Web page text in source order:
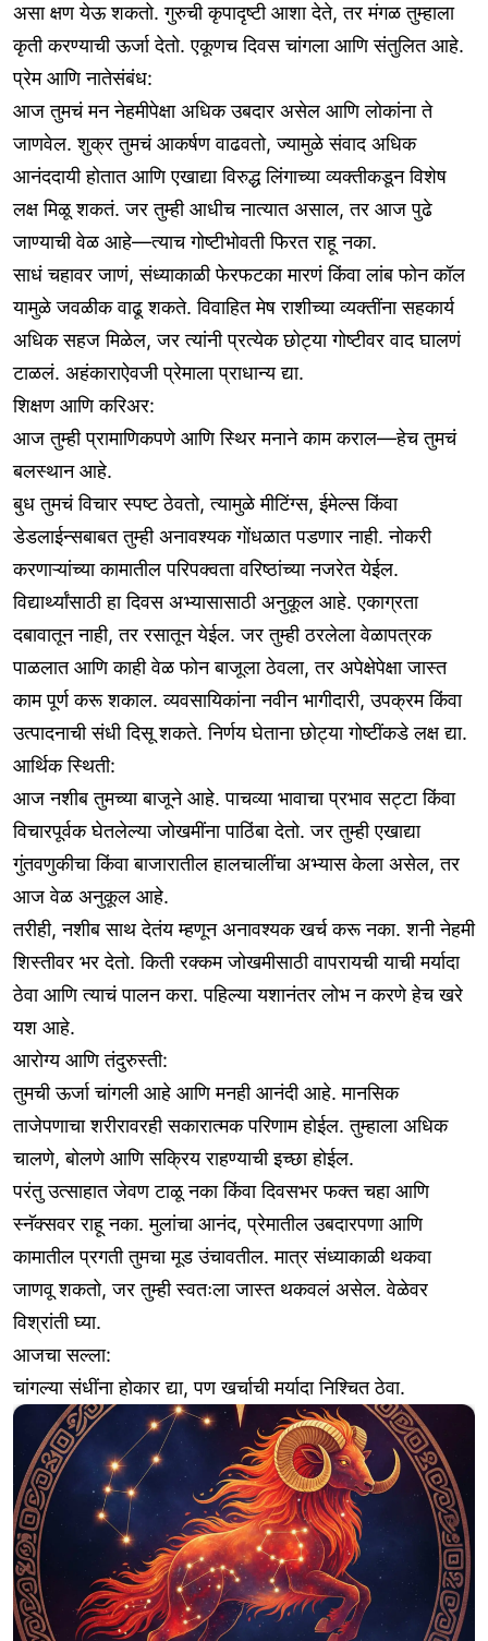
असा क्षण येऊ शकतो. गुरुची कृपादृष्टी आशा देते, तर मंगळ तुम्हाला
कृती करण्याची ऊर्जा देतो. एकूणच दिवस चांगला आणि संतुलित आहे.
प्रेम आणि नातेसंबंध:
आज तुमचं मन नेहमीपेक्षा अधिक उबदार असेल आणि लोकांना ते
जाणवेल. शुक्र तुमचं आकर्षण वाढवतो, ज्यामुळे संवाद अधिक
आनंददायी होतात आणि एखाद्या विरुद्ध लिंगाच्या व्यक्तीकडून विशेष
लक्ष मिळू शकतं. जर तुम्ही आधीच नात्यात असाल, तर आज पुढे
जाण्याची वेळ आहे—त्याच गोष्टीभोवती फिरत राहू नका.
साधं चहावर जाणं, संध्याकाळी फेरफटका मारणं किंवा लांब फोन कॉल
यामुळे जवळीक वाढू शकते. विवाहित मेष राशीच्या व्यक्तींना सहकार्य
अधिक सहज मिळेल, जर त्यांनी प्रत्येक छोट्या गोष्टीवर वाद घालणं
टाळलं. अहंकाराऐवजी प्रेमाला प्राधान्य द्या.
शिक्षण आणि करिअर:
आज तुम्ही प्रामाणिकपणे आणि स्थिर मनाने काम कराल—हेच तुमचं
बलस्थान आहे.
बुध तुमचं विचार स्पष्ट ठेवतो, त्यामुळे मीटिंग्स, ईमेल्स किंवा
डेडलाईन्सबाबत तुम्ही अनावश्यक गोंधळात पडणार नाही. नोकरी
करणाऱ्यांच्या कामातील परिपक्वता वरिष्ठांच्या नजरेत येईल.
विद्यार्थ्यांसाठी हा दिवस अभ्यासासाठी अनुकूल आहे. एकाग्रता
दबावातून नाही, तर रसातून येईल. जर तुम्ही ठरलेला वेळापत्रक
पाळलात आणि काही वेळ फोन बाजूला ठेवला, तर अपेक्षेपेक्षा जास्त
काम पूर्ण करू शकाल. व्यवसायिकांना नवीन भागीदारी, उपक्रम किंवा
उत्पादनाची संधी दिसू शकते. निर्णय घेताना छोट्या गोष्टींकडे लक्ष द्या.
आर्थिक स्थिती:
आज नशीब तुमच्या बाजूने आहे. पाचव्या भावाचा प्रभाव सट्टा किंवा
विचारपूर्वक घेतलेल्या जोखमींना पाठिंबा देतो. जर तुम्ही एखाद्या
गुंतवणुकीचा किंवा बाजारातील हालचालींचा अभ्यास केला असेल, तर
आज वेळ अनुकूल आहे.
तरीही, नशीब साथ देतंय म्हणून अनावश्यक खर्च करू नका. शनी नेहमी
शिस्तीवर भर देतो. किती रक्कम जोखमीसाठी वापरायची याची मर्यादा
ठेवा आणि त्याचं पालन करा. पहिल्या यशानंतर लोभ न करणे हेच खरे
यश आहे.
आरोग्य आणि तंदुरुस्ती:
तुमची ऊर्जा चांगली आहे आणि मनही आनंदी आहे. मानसिक
ताजेपणाचा शरीरावरही सकारात्मक परिणाम होईल. तुम्हाला अधिक
चालणे, बोलणे आणि सक्रिय राहण्याची इच्छा होईल.
परंतु उत्साहात जेवण टाळू नका किंवा दिवसभर फक्त चहा आणि
स्नॅक्सवर राहू नका. मुलांचा आनंद, प्रेमातील उबदारपणा आणि
कामातील प्रगती तुमचा मूड उंचावतील. मात्र संध्याकाळी थकवा
जाणवू शकतो, जर तुम्ही स्वतःला जास्त थकवलं असेल. वेळेवर
विश्रांती घ्या.
आजचा सल्ला:
चांगल्या संधींना होकार द्या, पण खर्चाची मर्यादा निश्चित ठेवा.